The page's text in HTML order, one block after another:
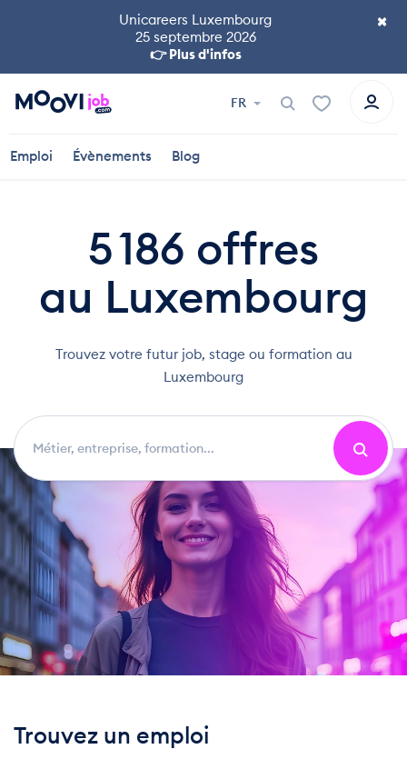
Unicareers Luxembourg
25 septembre 2026
👉 Plus d'infos
×
Emploi Évènements Blog
FR
5 186 offres
au Luxembourg
Trouvez votre futur job, stage ou formation au
Luxembourg
Trouvez un emploi